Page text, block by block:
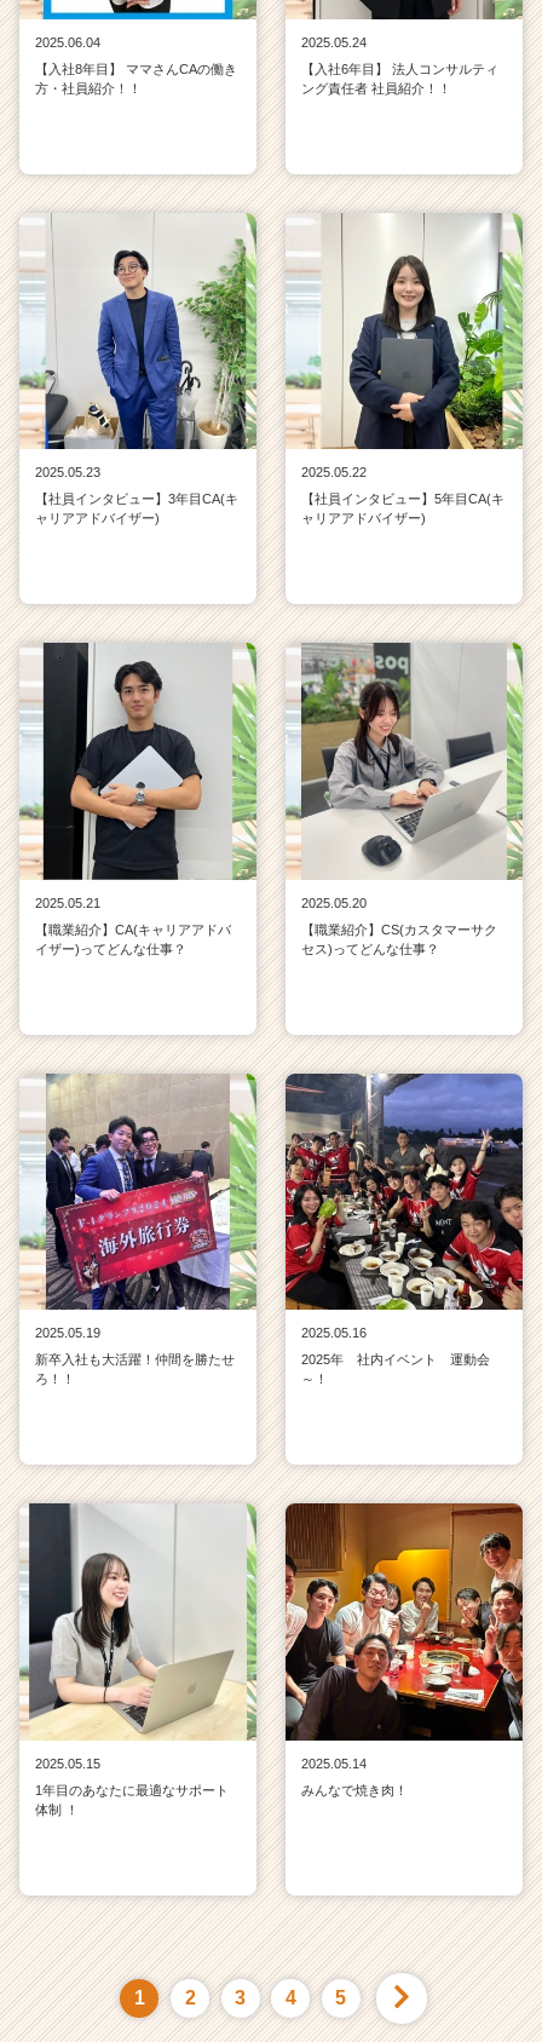
2025.06.04
【入社8年目】 ママさんCAの働き
方・社員紹介！！
2025.05.24
【入社6年目】 法人コンサルティ
ング責任者 社員紹介！！
2025.05.23
【社員インタビュー】3年目CA(キ
ャリアアドバイザー)
2025.05.22
【社員インタビュー】5年目CA(キ
ャリアアドバイザー)
2025.05.21
【職業紹介】CA(キャリアアドバ
イザー)ってどんな仕事？
2025.05.20
【職業紹介】CS(カスタマーサク
セス)ってどんな仕事？
2025.05.19
新卒入社も大活躍！仲間を勝たせ
ろ！！
2025.05.16
2025年 社内イベント 運動会
～！
2025.05.15
1年目のあなたに最適なサポート
体制 ！
2025.05.14
みんなで焼き肉！
1 2 3 4 5